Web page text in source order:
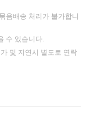
음배송 처리가 불가합니
수 있습니다.
및 지연시 별도로 연락